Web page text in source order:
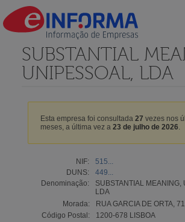
SUBSTANTIAL
UNIPESSOAL, LDA
Esta empresa foi consultada 27 vezes nos
meses, a última vez a 23 de julho de 2026.
NIF:
515...
DUNS:
449...
Denominação:
SUBSTANTIAL MEANING,
LDA
Morada:
RUA GARCIA DE ORTA,
Código Postal:
1200-678 LISBOA